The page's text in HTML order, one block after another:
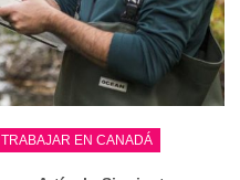
TRABAJAR EN CANADÁ